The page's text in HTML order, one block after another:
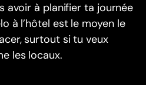
avoir à planifier ta journée
à l’hôtel est le moyen le
surtout si tu veux
les locaux.